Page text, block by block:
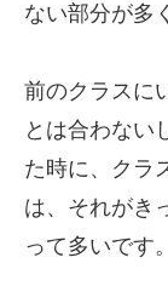
ない部分が多
前のクラスに
とは合わない
た時に、クラ
は、それがき
って多いです。